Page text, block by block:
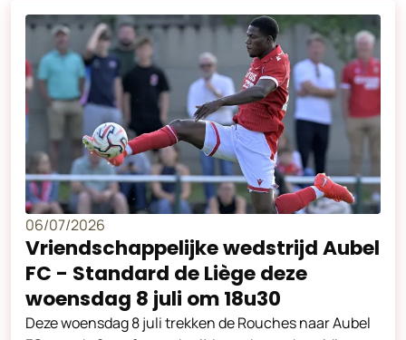
06/07/2026
Vriendschappelijke wedstrijd Aubel
FC - Standard de Liège deze
woensdag 8 juli om 18u30
Deze woensdag 8 juli trekken de Rouches naar Aubel